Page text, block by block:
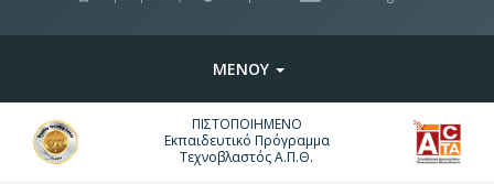
ΜΕΝΟΥ
ΠΙΣΤΟΠΟΙΗΜΕΝΟ
Εκπαιδευτικό Πρόγραμμα
Τεχνοβλαστός Α.Π.Θ.